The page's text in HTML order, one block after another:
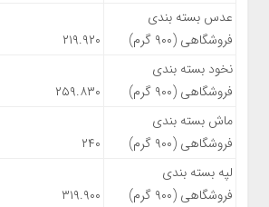
عدس بسته بندی
فروشگاهی (۹۰۰ گرم)
۲۱۹.۹۲۰
نخود بسته بندی
فروشگاهی (۹۰۰ گرم)
۲۵۹.۸۳۰
ماش بسته بندی
فروشگاهی (۹۰۰ گرم)
۲۴۰
لپه بسته بندی
فروشگاهی (۹۰۰ گرم)
۳۱۹.۹۰۰